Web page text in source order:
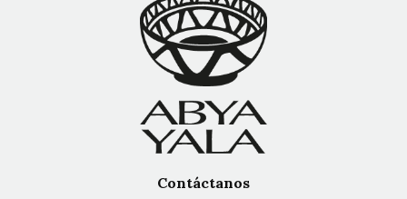
Contáctanos